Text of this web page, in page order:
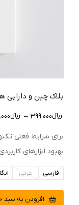
عربی فارسی
بلاک چین و دارایی
﷼399.000
– ﷼
برای شرایط فعلی
بهبود ابزارهای
افزودن به سبد